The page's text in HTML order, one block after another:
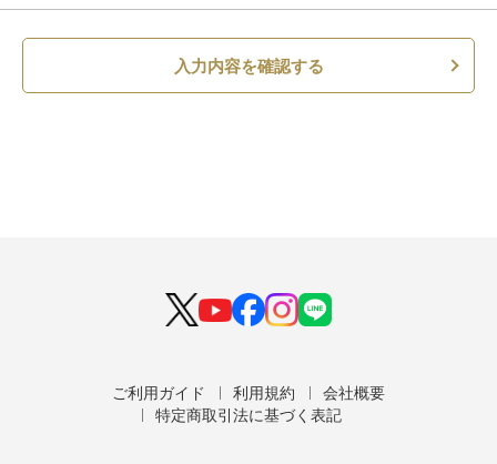
入力内容を確認する
ご利用ガイド 利用規約
会社概要
特定商取引法に基づく表記